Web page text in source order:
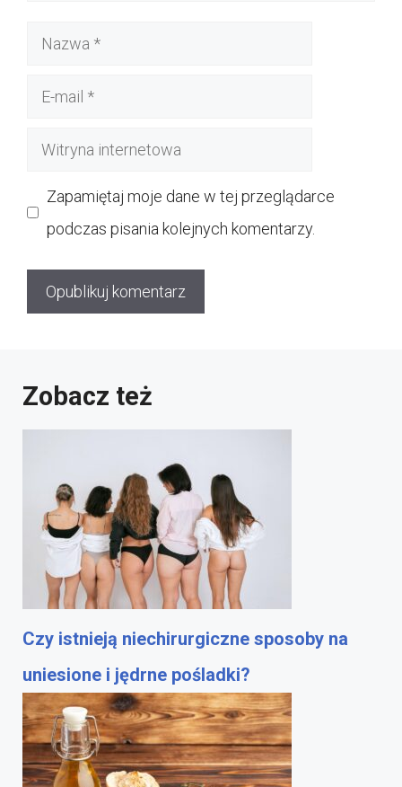
Nazwa
Witryna
Zapamiętaj moje dane w tej przeglądarce
podczas pisania kolejnych komentarzy.
Zobacz też
Czy istnieją niechirurgiczne sposoby na
uniesione i jędrne pośladki?